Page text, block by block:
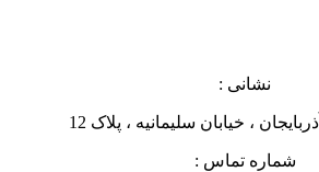
نشانی :
، خیابان سلیمانیه ، پلاک 12
شماره تماس :